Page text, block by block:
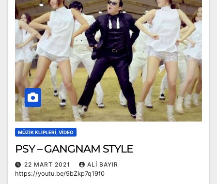
MÜZIK KLIPLERI, VIDEO
PSY – GANGNAM STYLE
22 MART 2021
ALI BAYIR
https://youtu.be/9bZkp7q19f0